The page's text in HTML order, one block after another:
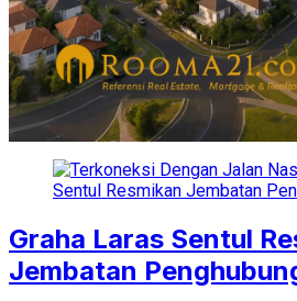
Graha Laras Sentul
Jembatan